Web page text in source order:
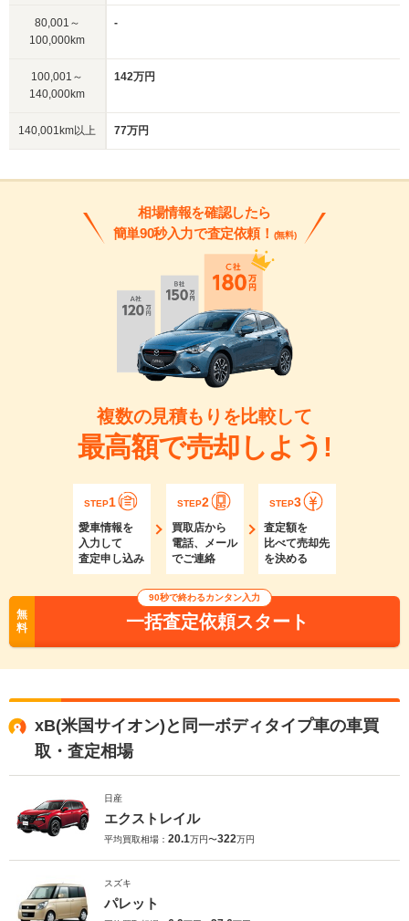
80,001～
100,000km
-
100,001～
140,000km
142万円
140,001km以上 77万円
相場情報を確認したら
簡単90秒入力で査定依頼！ (無料)
複数の見積もりを比較して
最高額で売却しよう!
STEP1
愛車情報を
入力して
査定申し込み
STEP2
買取店から
電話、メール
でご連絡
STEP3
査定額を
比べて売却先
を決める
無
料
90秒で終わるカンタン入力
一括査定依頼スタート
xB(米国サイオン)と同一ボディタイプ車の車買
取・査定相場
日産
エクストレイル
平均買取相場： 20.1万円〜322万円
スズキ
パレット